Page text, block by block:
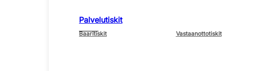
Palvelutiskit
Baaritiskit Vastaanottotiskit